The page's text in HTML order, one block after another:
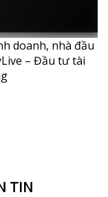
doanh, nhà đầu
– Đầu tư tài
TIN